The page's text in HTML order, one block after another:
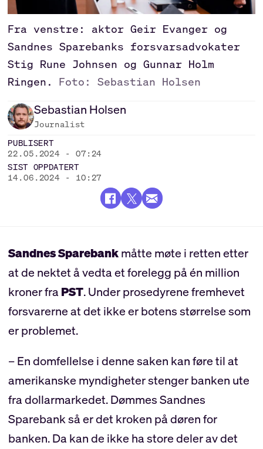
Fra venstre: aktor Geir Evanger og
Sandnes Sparebanks forsvarsadvokater
Stig Rune Johnsen og Gunnar Holm
Ringen.
Foto: Sebastian Holsen
Sebastian Holsen
Journalist
PUBLISERT
22.05.2024 - 07:24
SIST OPPDATERT
14.06.2024 - 10:27
Sandnes Sparebankmåtte møte i retten etter
at de nektet å vedta et forelegg på én million
kroner fra PST. Under prosedyrene fremhevet
forsvarerne at det ikke er botens størrelse som
er problemet.
– En domfellelse i denne saken kan føre til at
amerikanske myndigheter stenger banken ute
fra dollarmarkedet. Dømmes Sandnes
Sparebank så er det kroken på døren for
banken. Da kan de ikke ha store deler av det